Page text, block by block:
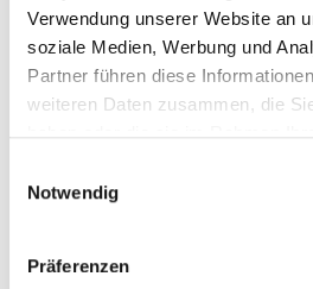
Verwendung unserer Website an
soziale Medien, Werbung und
Partner führen diese
weiteren Daten zusammen, die
Notwendig
Präferenzen
IGF-Vorhaben-Nr.: 15.232 B
Laufzeit: 01.06.2007 -
FORSCHUNGSEINRICHTUNGEN:
(IWTM)/ Lehrstuhl Fügetechn.